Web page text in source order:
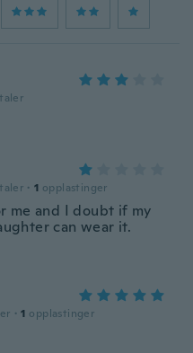
· 1 opplastinger
me and I doubt if my
can wear it.
· 1 opplastinger